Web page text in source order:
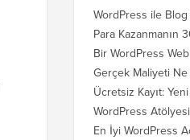
WordPress ile
Para Kazanmanın
Bir WordPress
Gerçek Maliyeti Ne
Ücretsiz Kayıt:
WordPress Atölyesi
En İyi WordPress